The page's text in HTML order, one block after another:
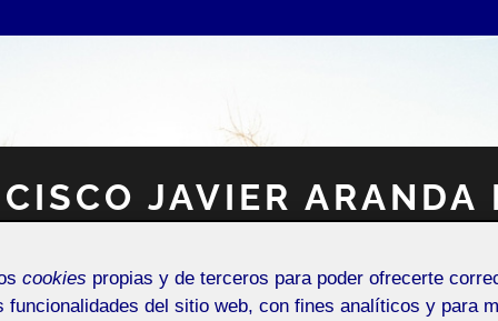
JAVIER ARANDA
Espacio Personal
cookies propias y de terceros para poder ofrecerte
funcionalidades del sitio web, con fines analíticos y para